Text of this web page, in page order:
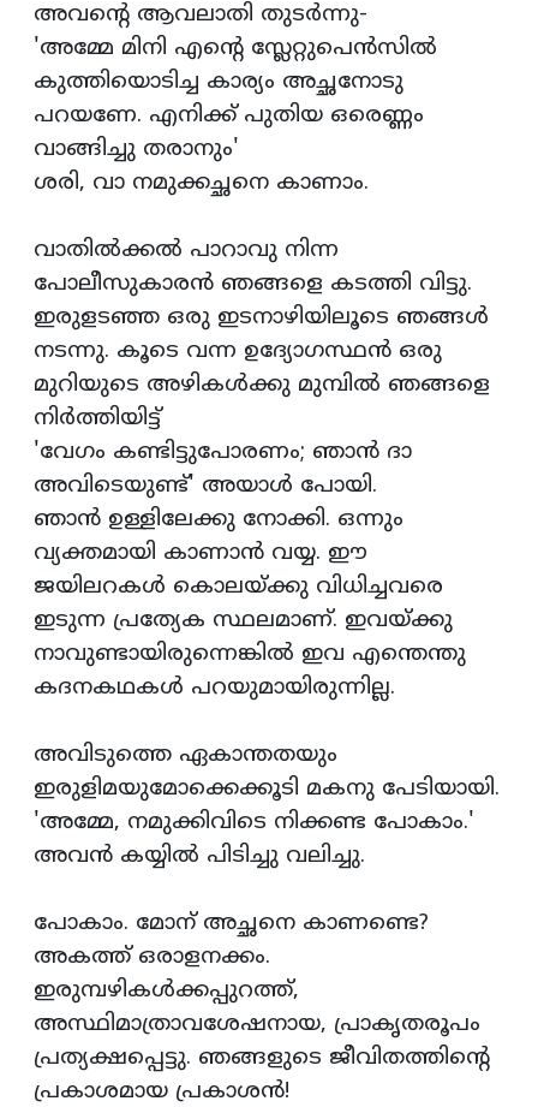
അവന്റെ ആവലാതി തുടര്‍ന്നു-
'അമ്മേ മിനി എന്റെ സ്ലേറ്റുപെന്‍സില്‍
കുത്തിയൊടിച്ച കാര്യം അച്ഛനോടു
പറയണേ. എനിക്ക് പുതിയ ഒരെണ്ണം
വാങ്ങിച്ചു തരാനും'
ശരി, വാ നമുക്കച്ഛനെ കാണാം.
വാതില്‍ക്കല്‍ പാറാവു നിന്ന
പോലീസുകാരന്‍ ഞങ്ങളെ കടത്തി വിട്ടു.
ഇരുളടഞ്ഞ ഒരു ഇടനാഴിയിലൂടെ ഞങ്ങള്‍
നടന്നു. കൂടെ വന്ന ഉദ്യോഗസ്ഥന്‍ ഒരു
മുറിയുടെ അഴികള്‍ക്കു മുമ്പില്‍ ഞങ്ങളെ
നിര്‍ത്തിയിട്ട്
'വേഗം കണ്ടിട്ടുപോരണം; ഞാന്‍ ദാ
അവിടെയുണ്ട്' അയാള്‍ പോയി.
ഞാന്‍ ഉള്ളിലേക്കു നോക്കി. ഒന്നും
വ്യക്തമായി കാണാന്‍ വയ്യ. ഈ
ജയിലറകള്‍ കൊലയ്ക്കു വിധിച്ചവരെ
ഇടുന്ന പ്രത്യേക സ്ഥലമാണ്. ഇവയ്ക്കു
നാവുണ്ടായിരുന്നെങ്കില്‍ ഇവ എന്തെന്തു
കദനകഥകള്‍ പറയുമായിരുന്നില്ല.
അവിടുത്തെ ഏകാന്തതയും
ഇരുളിമയുമോക്കെക്കൂടി മകനു പേടിയായി.
'അമ്മേ, നമുക്കിവിടെ നിക്കണ്ട പോകാം.'
അവന്‍ കയ്യില്‍ പിടിച്ചു വലിച്ചു.
പോകാം. മോന് അച്ഛനെ കാണണ്ടെ?
അകത്ത് ഒരാളനക്കം.
ഇരുമ്പഴികള്‍ക്കപ്പുറത്ത്,
അസ്ഥിമാത്രാവശേഷനായ, പ്രാകൃതരൂപം
പ്രത്യക്ഷപ്പെട്ടു. ഞങ്ങളുടെ ജീവിതത്തിന്റെ
പ്രകാശമായ പ്രകാശന്‍!